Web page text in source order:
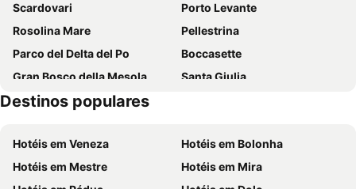
Scardovari
Porto Levante
Rosolina Mare
Pellestrina
Parco del Delta del Po
Boccasette
Gran Bosco della Mesola
Santa Giulia
Lido di Volano
Sottomarina
Lido degli Estensi
Quartesana
Piazza Garibaldi
Destinos populares
Hotéis em Veneza
Hotéis em Bolonha
Hotéis em Mestre
Hotéis em Mira